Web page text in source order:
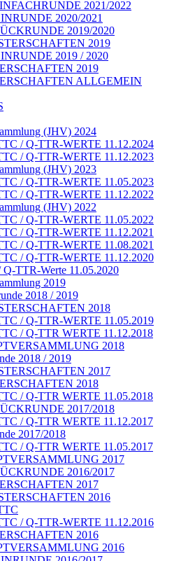
2021/2022
2020/2021
2019/2020
2019
2019 / 2020
2019
ALLGEMEIN
(JHV) 2024
/ Q-TTR-WERTE 11.12.2024
/ Q-TTR-WERTE 11.12.2023
(JHV) 2023
/ Q-TTR-WERTE 11.05.2023
/ Q-TTR-WERTE 11.12.2022
(JHV) 2022
/ Q-TTR-WERTE 11.05.2022
/ Q-TTR-WERTE 11.12.2021
/ Q-TTR-WERTE 11.08.2021
/ Q-TTR-WERTE 11.12.2020
TTR-Werte 11.05.2020
2019
2018 / 2019
2018
/ Q-TTR-WERTE 11.05.2019
/ Q-TTR WERTE 11.12.2018
2018
2018 / 2019
2017
2018
/ Q-TTR WERTE 11.05.2018
2017/2018
/ Q-TTR WERTE 11.12.2017
2017/2018
/ Q-TTR WERTE 11.05.2017
2017
2016/2017
2017
2016
/ Q-TTR-WERTE 11.12.2016
2016
2016